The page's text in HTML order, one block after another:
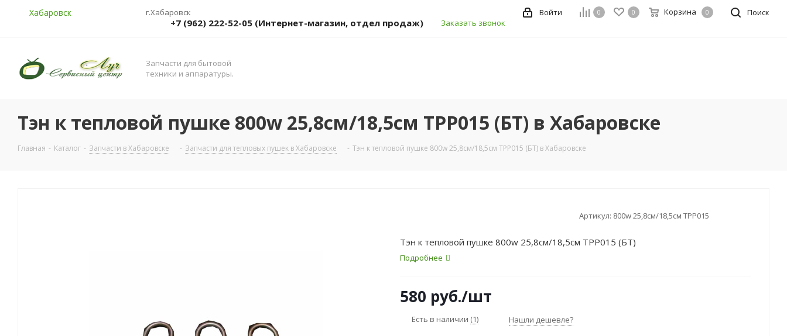
Хабаровск г.Хабаровск Поиск
0 0 Корзина 0
Войти
+7 (962) 222-52-05 (Интернет-магазин, отдел продаж) Заказать звонок
Запчасти для бытовой
техники и аппаратуры.
Тэн к тепловой пушке 800w 25,8см/18,5см TPP015 (БТ) в Хабаровске
Главная - Каталог - Запчасти в Хабаровске - Запчасти для тепловых пушек в Хабаровске - Тэн к тепловой пушке 800w 25,8см/18,5см TPP015 (БТ) в Хабаровске
Артикул: 800w 25,8см/18,5см TPP015
Тэн к тепловой пушке 800w 25,8см/18,5см TPP015 (БТ)
Подробнее
580 руб./шт
Есть в наличии (1) Нашли дешевле?